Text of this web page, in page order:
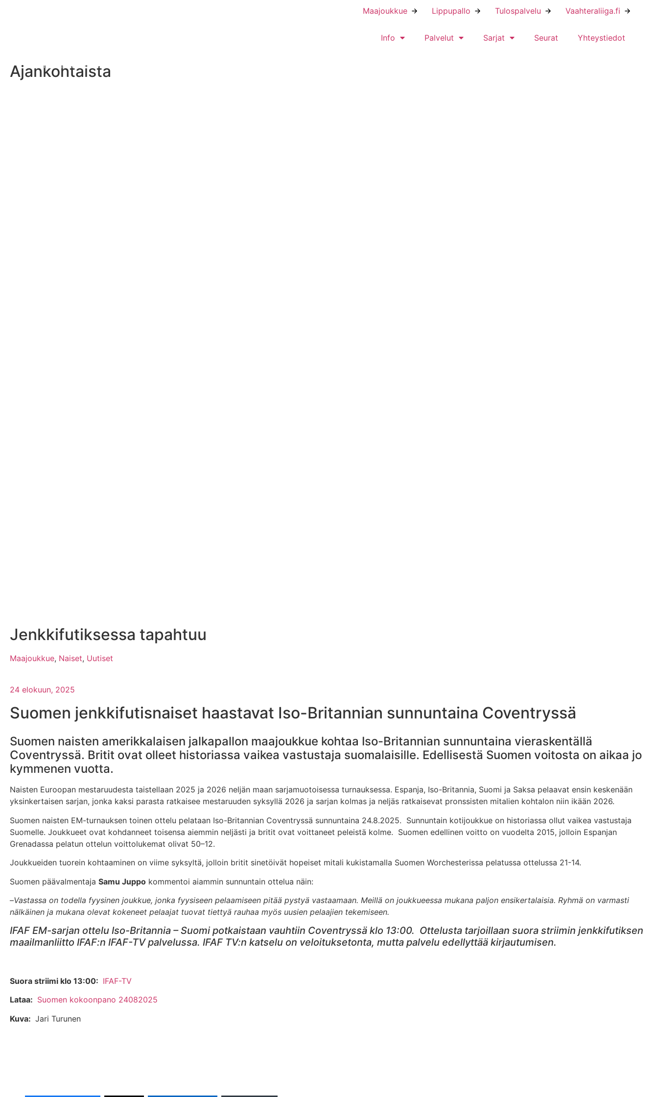
Maajoukkue Lippupallo Tulospalvelu Vaahteraliiga.fi
Info Palvelut Sarjat Seurat Yhteystiedot
Ajankohtaista
Suomen jenkkifutisnaiset haastavat Iso-Britannian sunnuntaina
Jenkkifutiksessa tapahtuu
Maajoukkue, Naiset, Uutiset
24 elokuun, 2025
Suomen jenkkifutisnaiset haastavat Iso-Britannian sunnuntaina Coventryssä
Suomen naisten amerikkalaisen jalkapallon maajoukkue kohtaa Iso-Britannian sunnuntaina vieraskentällä
Coventryssä. Britit ovat olleet historiassa vaikea vastustaja suomalaisille. Edellisestä Suomen voitosta on aikaa jo
kymmenen vuotta.
Naisten Euroopan mestaruudesta taistellaan 2025 ja 2026 neljän maan sarjamuotoisessa turnauksessa. Espanja, Iso-Britannia, Suomi ja Saksa pelaavat ensin keskenään
yksinkertaisen sarjan, jonka kaksi parasta ratkaisee mestaruuden syksyllä 2026 ja sarjan kolmas ja neljäs ratkaisevat pronssisten mitalien kohtalon niin ikään 2026.
Suomen naisten EM-turnauksen toinen ottelu pelataan Iso-Britannian Coventryssä sunnuntaina 24.8.2025. Sunnuntain kotijoukkue on historiassa ollut vaikea vastustaja
Suomelle. Joukkueet ovat kohdanneet toisensa aiemmin neljästi ja britit ovat voittaneet peleistä kolme. Suomen edellinen voitto on vuodelta 2015, jolloin Espanjan
Grenadassa pelatun ottelun voittolukemat olivat 50–12.
Joukkueiden tuorein kohtaaminen on viime syksyltä, jolloin britit sinetöivät hopeiset mitali kukistamalla Suomen Worchesterissa pelatussa ottelussa 21-14.
Suomen päävalmentaja Samu Juppo kommentoi aiammin sunnuntain ottelua näin:
–Vastassa on todella fyysinen joukkue, jonka fyysiseen pelaamiseen pitää pystyä vastaamaan. Meillä on joukkueessa mukana paljon ensikertalaisia. Ryhmä on varmasti
nälkäinen ja mukana olevat kokeneet pelaajat tuovat tiettyä rauhaa myös uusien pelaajien tekemiseen.
IFAF EM-sarjan ottelu Iso-Britannia – Suomi potkaistaan vauhtiin Coventryssä klo 13:00. Ottelusta tarjoillaan suora striimin jenkkifutiksen
maailmanliitto IFAF:n IFAF-TV palvelussa. IFAF TV:n katselu on veloituksetonta, mutta palvelu edellyttää kirjautumisen.
Suora striimi klo 13:00: IFAF-TV
Lataa: Suomen kokoonpano 24082025
Kuva: Jari Turunen